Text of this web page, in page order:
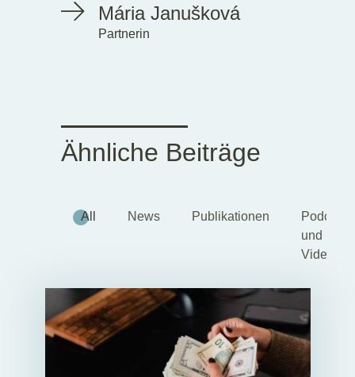
Mária Janušková
Partnerin
Ähnliche Beiträge
All News Publikationen
Podcasts
und
Videos